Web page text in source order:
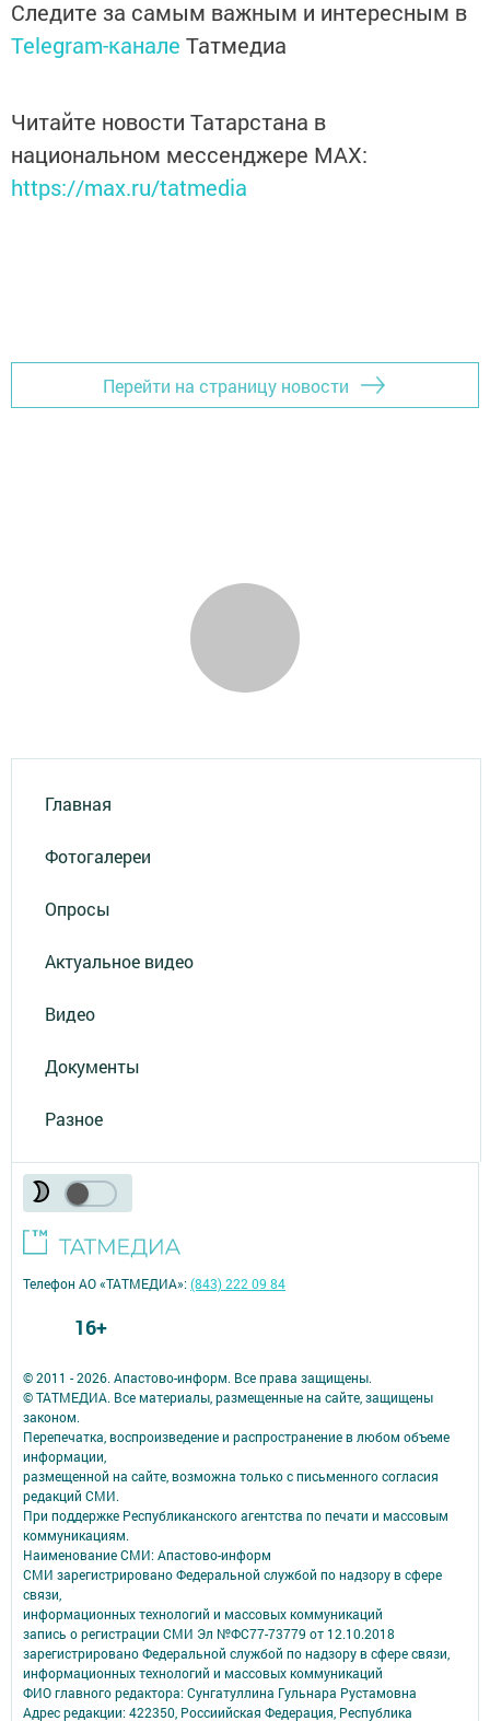
Следите за самым важным и интересным в
Telegram-канале Татмедиа
Читайте новости Татарстана в
национальном мессенджере MАХ:
https://max.ru/tatmedia
Перейти на страницу новости
Главная
Фотогалереи
Опросы
Актуальное видео
Видео
Документы
Разное
© 2011 - 2026. Апастово-информ. Все права защищены.
© ТАТМЕДИА. Все материалы, размещенные на сайте, защищены
законом.
Перепечатка, воспроизведение и распространение в любом объеме
информации,
размещенной на сайте, возможна только с письменного согласия
редакций СМИ.
При поддержке Республиканского агентства по печати и массовым
коммуникациям.
Наименование СМИ: Апастово-информ
СМИ зарегистрировано Федеральной службой по надзору в сфере
связи,
информационных технологий и массовых коммуникаций
запись о регистрации СМИ Эл №ФС77-73779 от 12.10.2018
зарегистрировано Федеральной службой по надзору в сфере связи,
информационных технологий и массовых коммуникаций
ФИО главного редактора: Сунгатуллина Гульнара Рустамовна
Адрес редакции: 422350, Россиийская Федерация, Республика
Телефон АО «ТАТМЕДИА»:(843) 222 09 84
16+